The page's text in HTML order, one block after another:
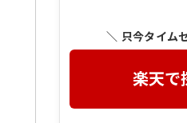
＼ 只今タイム
楽天で